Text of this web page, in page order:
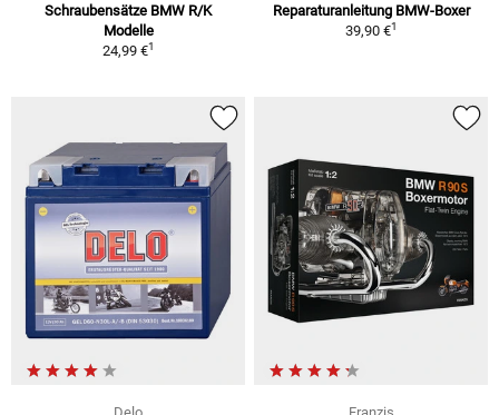
Schraubensätze BMW R/K
Modelle
24,99 €1
Reparaturanleitung BMW-Boxer
39,90 €1